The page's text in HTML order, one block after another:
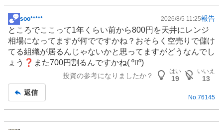
掲
示
板
記
事
soo***** 2026/8/5 11:25報告
ところでここって1年くらい前から800円を天井にレンジ
相場になってますが何でですかね？おそらく空売りで儲け
てる組織が居るんじゃないかと思ってますがどうなんでし
ょう❓また700円割るんですかね( ºﾛº)
投資の参考になりましたか？
はい
19
いいえ
13
返信
No.76145